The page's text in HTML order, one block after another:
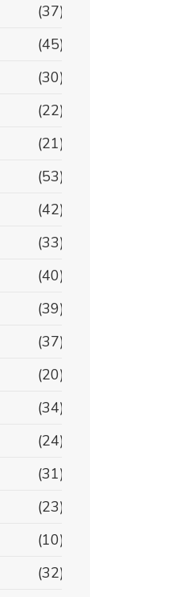
(37)
(45)
(30)
(22)
(21)
(53)
(42)
(33)
(40)
(39)
(37)
(20)
(34)
(24)
(31)
(23)
(10)
(32)